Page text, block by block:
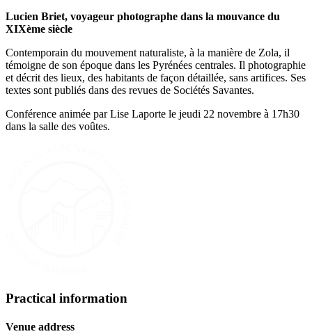
Lucien Briet, voyageur photographe dans la mouvance du
XIXème siècle
Contemporain du mouvement naturaliste, à la manière de Zola, il
témoigne de son époque dans les Pyrénées centrales. Il photographie
et décrit des lieux, des habitants de façon détaillée, sans artifices. Ses
textes sont publiés dans des revues de Sociétés Savantes.
Conférence animée par Lise Laporte le jeudi 22 novembre à 17h30
dans la salle des voûtes.
Practical information
Venue address